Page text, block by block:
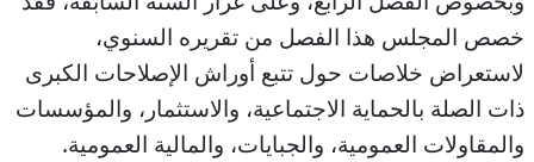
خصص المجلس هذا الفصل من تقريره السنوي،
لاستعراض خلاصات حول تتبع أوراش الإصلاحات الكبرى
ذات الصلة بالحماية الاجتماعية، والاستثمار، والمؤسسات
والمقاولات العمومية، والجبايات، والمالية العمومية.